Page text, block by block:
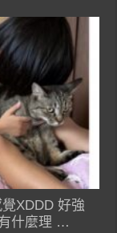
XDDD 好強
什麼理 …